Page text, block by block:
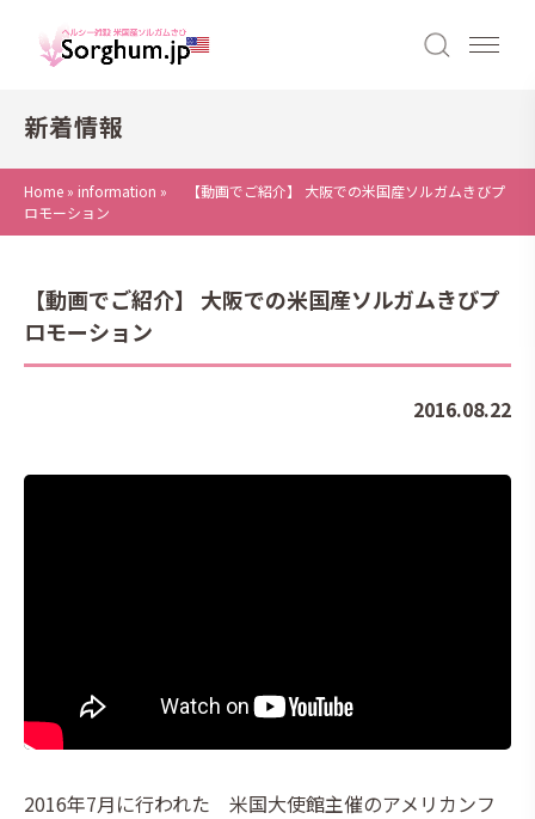
新着情報
Home » information »
【動画でご紹介】 大阪での米国産ソルガムきびプ
ロモーション
【動画でご紹介】 大阪での米国産ソルガムきびプ
ロモーション
2016.08.22
2016年7月に行われた 米国大使館主催のアメリカンフ